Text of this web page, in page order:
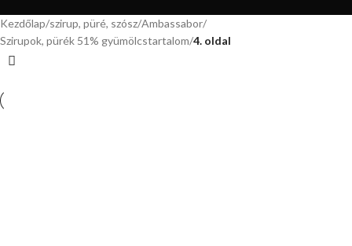
Kezdőlap/szirup, püré, szósz/Ambassabor/
Szirupok, pürék 51% gyümölcstartalom/4. oldal